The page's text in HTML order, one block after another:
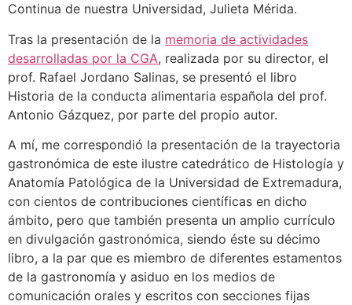
Continua de nuestra Universidad, Julieta Mérida.
Tras la presentación de la memoria de actividades
desarrolladas por la CGA, realizada por su director, el
prof. Rafael Jordano Salinas, se presentó el libro
Historia de la conducta alimentaria española del prof.
Antonio Gázquez, por parte del propio autor.
A mí, me correspondió la presentación de la trayectoria
gastronómica de este ilustre catedrático de Histología y
Anatomía Patológica de la Universidad de Extremadura,
con cientos de contribuciones científicas en dicho
ámbito, pero que también presenta un amplio currículo
en divulgación gastronómica, siendo éste su décimo
libro, a la par que es miembro de diferentes estamentos
de la gastronomía y asiduo en los medios de
comunicación orales y escritos con secciones fijas